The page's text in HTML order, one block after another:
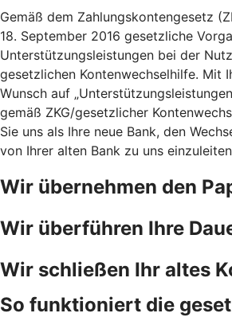
Gemäß dem Zahlungskontengesetz
18. September 2016 gesetzliche
Unterstützungsleistungen bei der
gesetzlichen Kontenwechselhilfe. Mit
Wunsch auf
gemäß ZKG/gesetzlicher
Sie uns als Ihre neue Bank, den
von Ihrer alten Bank zu uns
Wir übernehmen den
Wir überführen Ihre
Wir schließen Ihr altes
So funktioniert die